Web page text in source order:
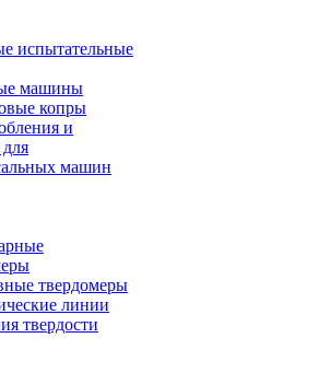
испытательные
машины
копры
и
машин
твердомеры
линии
твердости